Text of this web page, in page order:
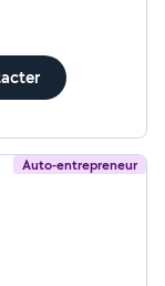
Auto-entrepreneur